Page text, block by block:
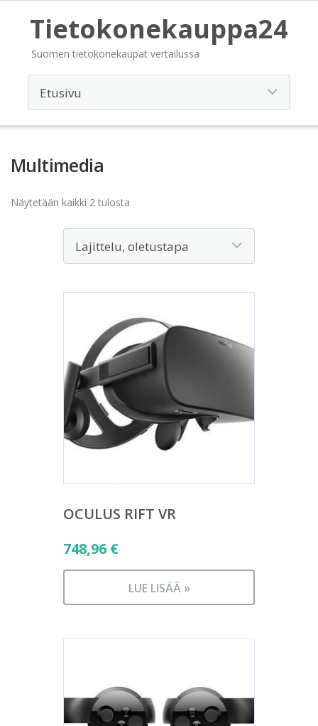
Tietokonekauppa24
Suomen tietokonekaupat vertailussa
Multimedia
Näytetään kaikki 2 tulosta
OCULUS RIFT VR
748,96 €
LUE LISÄÄ »